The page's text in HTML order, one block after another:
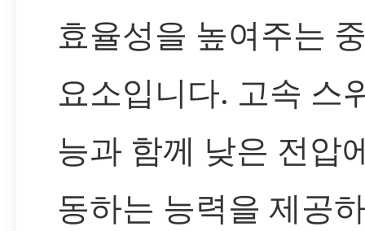
효율성을 높여주는
요소입니다. 고속 스
능과 함께 낮은 전압
동하는 능력을 제공